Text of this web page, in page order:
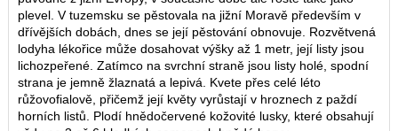
plevel. V tuzemsku se pěstovala na jižní Moravě především v
dřívějších dobách, dnes se její pěstování obnovuje. Rozvětvená
lodyha lékořice může dosahovat výšky až 1 metr, její listy jsou
lichozpeřené. Zatímco na svrchní straně jsou listy holé, spodní
strana je jemně žlaznatá a lepivá. Kvete přes celé léto
růžovofialově, přičemž její květy vyrůstají v hroznech z paždí
horních listů. Plodí hnědočervené kožovité lusky, které obsahují